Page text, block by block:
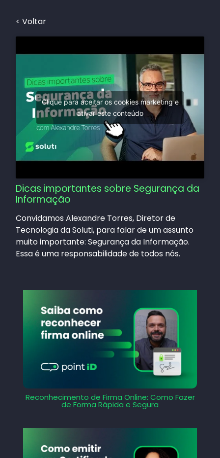
< Voltar
Clique para aceitar os cookies marketing e
ativar este conteúdo
Dicas importantes sobre Segurança da
Informação
Convidamos Alexandre Torres, Diretor de
Tecnologia da Soluti, para falar de um assunto
muito importante: Segurança da Informação.
Essa é uma responsabilidade de todos nós.
Reconhecimento de Firma Online: Como Fazer
de Forma Rápida e Segura